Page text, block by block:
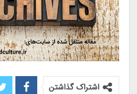
اشتراک گذاشتن